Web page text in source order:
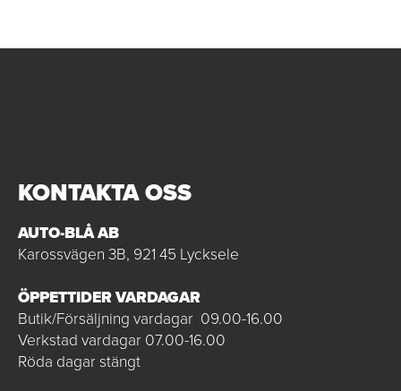
KONTAKTA OSS
AUTO-BLÅ AB
Karossvägen 3B, 921 45 Lycksele
ÖPPETTIDER VARDAGAR
Butik/Försäljning vardagar 09.00-16.00
Verkstad vardagar 07.00-16.00
Röda dagar stängt